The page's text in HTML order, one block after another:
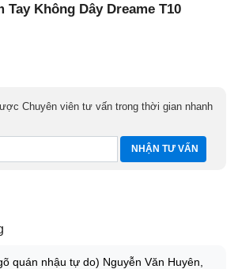
Tay Không Dây Dreame T10
Chuyên viên tư vấn trong thời gian nhanh
quán nhậu tự do) Nguyễn Văn Huyên,